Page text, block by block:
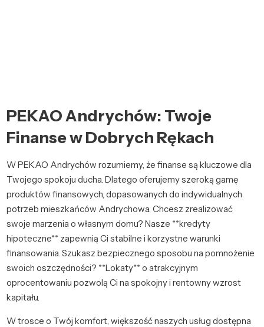
PEKAO Andrychów: Twoje
Finanse w Dobrych Rękach
W PEKAO Andrychów rozumiemy, że finanse są kluczowe dla
Twojego spokoju ducha. Dlatego oferujemy szeroką gamę
produktów finansowych, dopasowanych do indywidualnych
potrzeb mieszkańców Andrychowa. Chcesz zrealizować
swoje marzenia o własnym domu? Nasze **kredyty
hipoteczne** zapewnią Ci stabilne i korzystne warunki
finansowania. Szukasz bezpiecznego sposobu na pomnożenie
swoich oszczędności? **Lokaty** o atrakcyjnym
oprocentowaniu pozwolą Ci na spokojny i rentowny wzrost
kapitału.
W trosce o Twój komfort, większość naszych usług dostępna